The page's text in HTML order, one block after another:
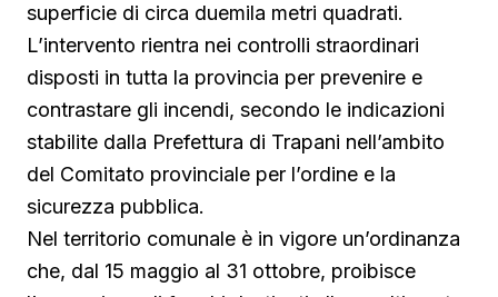
superficie di circa duemila metri quadrati.
L’intervento rientra nei controlli straordinari
disposti in tutta la provincia per prevenire e
contrastare gli incendi, secondo le indicazioni
stabilite dalla Prefettura di Trapani nell’ambito
del Comitato provinciale per l’ordine e la
sicurezza pubblica.
Nel territorio comunale è in vigore un’ordinanza
che, dal 15 maggio al 31 ottobre, proibisce